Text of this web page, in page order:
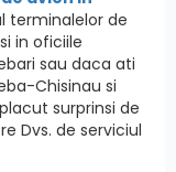
terminalelor de
in oficiile
sau daca ati
Chisinau si
surprinsi de
Dvs. de serviciul